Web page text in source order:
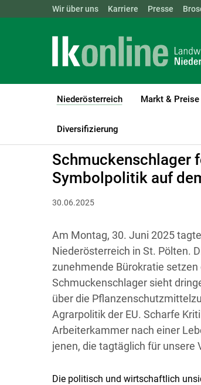
Landwirtschaftskammern:
Wir über uns Karriere Presse
Niederösterreich
(current)1
Markt & Preise
Diversifizierung
LK Niederösterreich
Schmuckenschlager
Symbolpolitik auf
30.06.2025
Am Montag, 30. Juni 2025
Niederösterreich in St. Pölten.
zunehmende Bürokratie
Schmuckenschlager sieht
über die
Agrarpolitik der EU. Scharfe
Arbeiterkammer nach einer
jenen, die tagtäglich für unsere
Die politisch und wirtschaftlich